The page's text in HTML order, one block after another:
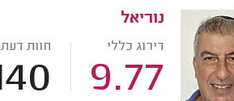
נוריאל
דירוג כללי
9.77
חוות דעת